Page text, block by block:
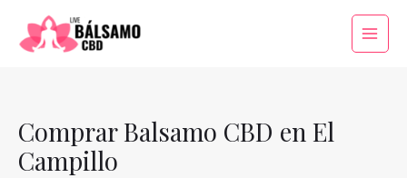
contenido
Main
Comprar Balsamo CBD en El
Campillo